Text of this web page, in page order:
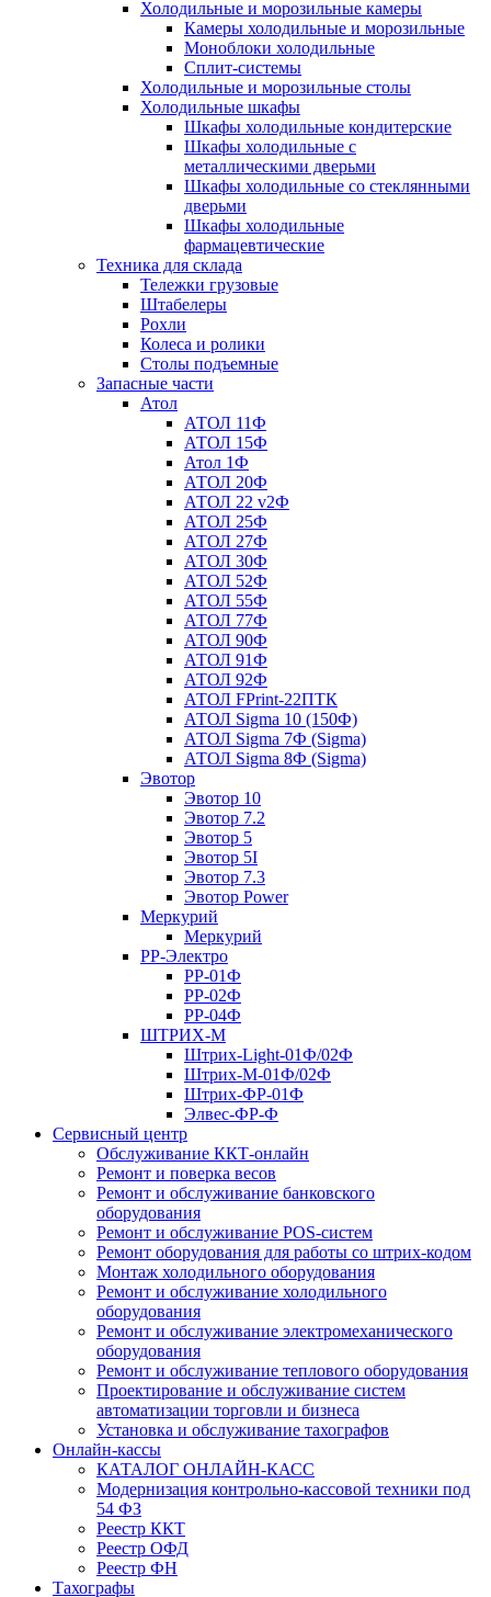
Холодильные и морозильные камеры
Камеры холодильные и морозильные
Моноблоки холодильные
Сплит-системы
Холодильные и морозильные столы
Холодильные шкафы
Шкафы холодильные кондитерские
Шкафы холодильные с
металлическими дверьми
Шкафы холодильные со стеклянными
дверьми
Шкафы холодильные
фармацевтические
Техника для склада
Тележки грузовые
Штабелеры
Рохли
Колеса и ролики
Столы подъемные
Запасные части
Атол
АТОЛ 11Ф
АТОЛ 15Ф
Атол 1Ф
АТОЛ 20Ф
АТОЛ 22 v2Ф
АТОЛ 25Ф
АТОЛ 27Ф
АТОЛ 30Ф
АТОЛ 52Ф
АТОЛ 55Ф
АТОЛ 77Ф
АТОЛ 90Ф
АТОЛ 91Ф
АТОЛ 92Ф
АТОЛ FPrint-22ПТК
АТОЛ Sigma 10 (150Ф)
АТОЛ Sigma 7Ф (Sigma)
АТОЛ Sigma 8Ф (Sigma)
Эвотор
Эвотор 10
Эвотор 7.2
Эвотор 5
Эвотор 5I
Эвотор 7.3
Эвотор Power
Меркурий
Меркурий
РР-Электро
РР-01Ф
РР-02Ф
РР-04Ф
ШТРИХ-М
Штрих-Light-01Ф/02Ф
Штрих-М-01Ф/02Ф
Штрих-ФР-01Ф
Элвес-ФР-Ф
Сервисный центр
Обслуживание ККТ-онлайн
Ремонт и поверка весов
Ремонт и обслуживание банковского
оборудования
Ремонт и обслуживание POS-систем
Ремонт оборудования для работы со штрих-кодом
Монтаж холодильного оборудования
Ремонт и обслуживание холодильного
оборудования
Ремонт и обслуживание электромеханического
оборудования
Ремонт и обслуживание теплового оборудования
Проектирование и обслуживание систем
автоматизации торговли и бизнеса
Установка и обслуживание тахографов
Онлайн-кассы
КАТАЛОГ ОНЛАЙН-КАСС
Модернизация контрольно-кассовой техники под
54 ФЗ
Реестр ККТ
Реестр ОФД
Реестр ФН
Тахографы